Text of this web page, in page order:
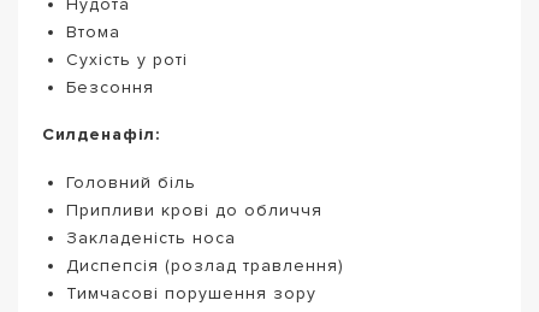
Нудота
Втома
Сухість у роті
Безсоння
Силденафіл:
Головний біль
Припливи крові до обличчя
Закладеність носа
Диспепсія (розлад травлення)
Тимчасові порушення зору